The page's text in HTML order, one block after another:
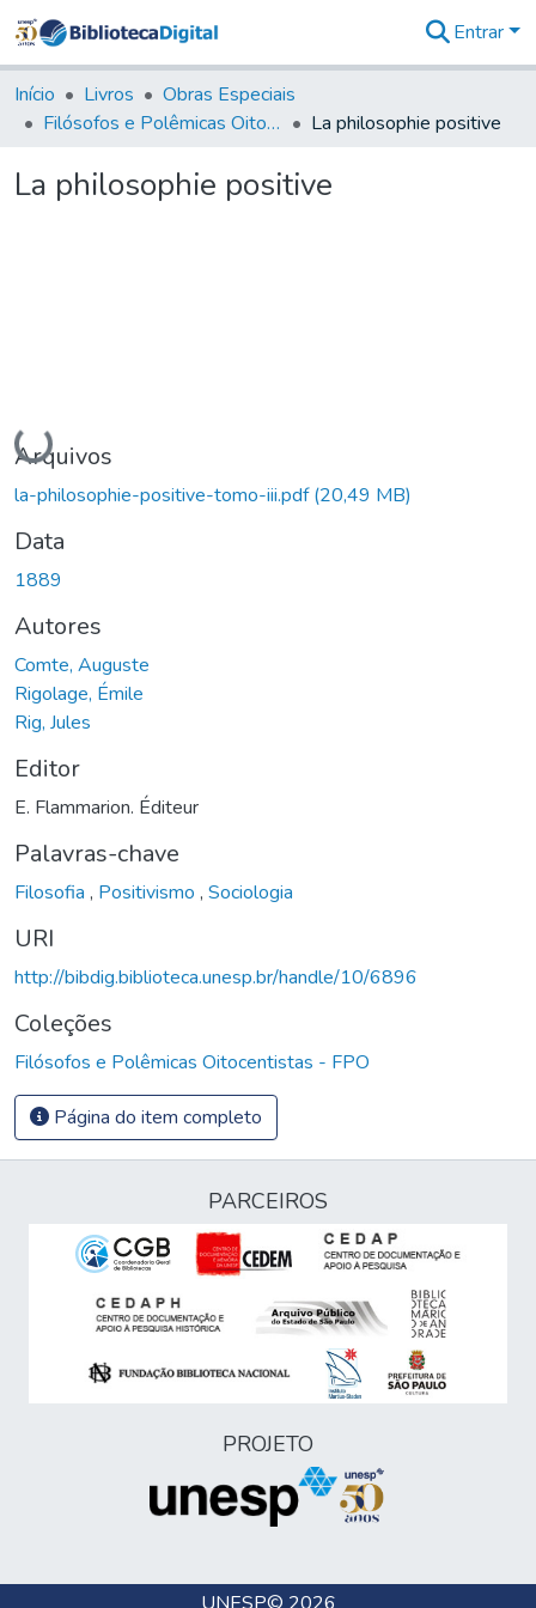
&
Coleções
Tudo na
Digital
Entrar
Início Livros
Obras Especiais
Filósofos e Polêmicas Oitocentistas - FPO
La philosophie positive
La philosophie positive
Carregando...
Arquivos
la-philosophie-positive-tomo-iii.pdf(20,49 MB)
Data
1889
Autores
Comte, Auguste
Rigolage, Émile
Rig, Jules
Editor
E. Flammarion. Éditeur
Palavras-chave
Filosofia , Positivismo , Sociologia
URI
http://bibdig.biblioteca.unesp.br/handle/10/6896
Coleções
Filósofos e Polêmicas Oitocentistas - FPO
Página do item completo
PARCEIROS
PROJETO